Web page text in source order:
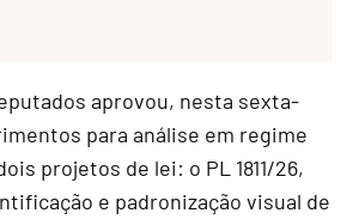
aprovou, nesta sexta-
para análise em regime
projetos de lei: o PL 1811/26,
e padronização visual de